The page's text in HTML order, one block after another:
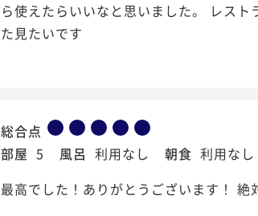
ら使えたらいいなと思いました。 レス
た見たいです
総合点
部屋 5 風呂 利用なし 朝食 利用なし
最高でした！ありがとうございます！ 絶